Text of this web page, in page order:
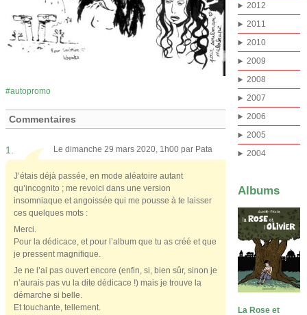
autopromo
Commentaires
1. Le dimanche 29 mars 2020, 1h00 par Pata
J’étais déjà passée, en mode aléatoire autant
qu’incognito ; me revoici dans une version
insomniaque et angoissée qui me pousse à te laisser
ces quelques mots :
Merci.
Pour la dédicace, et pour l’album que tu as créé et que
je pressent magnifique.
Je ne l’ai pas ouvert encore (enfin, si, bien sûr, sinon je
n’aurais pas vu la dite dédicace !) mais je trouve la
démarche si belle.
Et touchante, tellement.
2012
2011
2010
2009
2008
2007
2006
2005
2004
Albums
La Rose et